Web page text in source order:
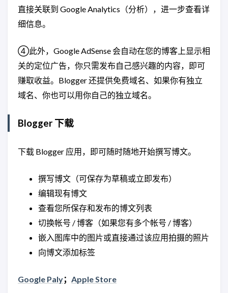
直接关联到 Google Analytics（分析），进一步查看详
细信息。
④此外，Google AdSense 会自动在您的博客上显示相
关的定位广告，你只需发布自己感兴趣的内容，即可
赚取收益。Blogger 还提供免费域名、如果你有独立
域名、你也可以用你自己的独立域名。
Blogger 下载
下载 Blogger 应用，即可随时随地开始撰写博文。
撰写博文（可保存为草稿或立即发布）
编辑现有博文
查看您所保存和发布的博文列表
切换帐号 / 博客（如果您有多个帐号 / 博客）
嵌入图库中的图片或直接通过该应用拍摄的照片
向博文添加标签
Google Paly； Apple Store